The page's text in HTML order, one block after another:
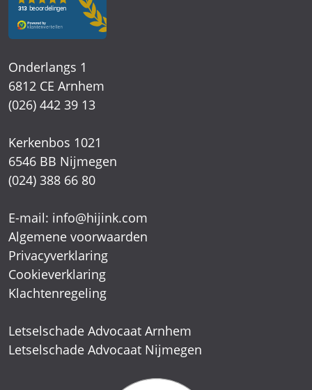
Onderlangs 1
6812 CE Arnhem
(026) 442 39 13
Kerkenbos 1021
6546 BB Nijmegen
(024) 388 66 80
E-mail: info@hijink.com
Algemene voorwaarden
Privacyverklaring
Cookieverklaring
Klachtenregeling
Letselschade Advocaat Arnhem
Letselschade Advocaat Nijmegen